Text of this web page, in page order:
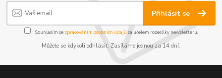
Přihlásit se
Souhlasím se zpracováním osobních údajůza účelem rozesílky newsletteru.
Můžete se kdykoli odhlásit. Zasíláme jednou za 14 dní.